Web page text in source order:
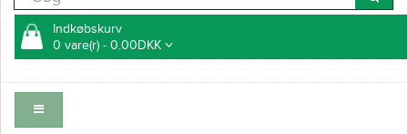
Indkøbskurv
0 vare(r) - 0.00DKK